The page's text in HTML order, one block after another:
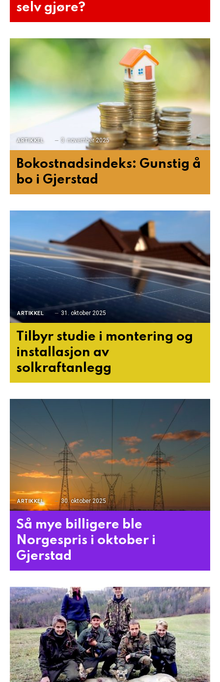
selv gjøre?
ARTIKKEL 3. november 2025
Bokostnadsindeks: Gunstig å
bo i Gjerstad
ARTIKKEL 31. oktober 2025
Tilbyr studie i montering og
installasjon av
solkraftanlegg
ARTIKKEL 30. oktober 2025
Så mye billigere ble
Norgespris i oktober i
Gjerstad